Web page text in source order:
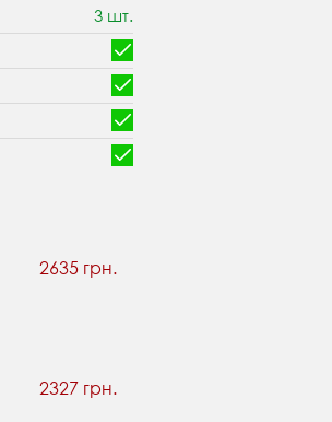
3 шт.
2635 грн.
2327 грн.